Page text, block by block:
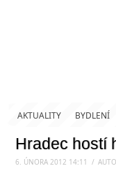
AKTUALITY BYDLENÍ
Hradec hostí
6. ÚNORA 2012 14:11 /